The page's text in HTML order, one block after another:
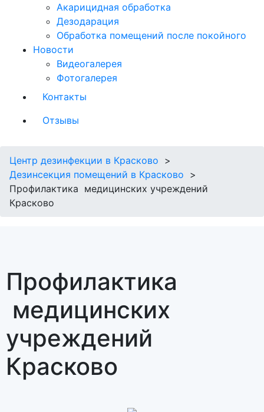
Акарицидная обработка
Дезодарация
Обработка помещений после покойного
Новости
Видеогалерея
Фотогалерея
Контакты
Отзывы
Центр дезинфекции в Красково
Дезинсекция помещений в Красково
Профилактика медицинских учреждений
Красково
Профилактика
медицинских
учреждений
Красково